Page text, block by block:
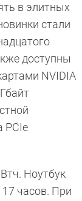
в элитных
стали
доступны
NVIDIA
PCIe
Ноутбук
часов. При